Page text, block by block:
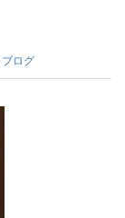
ブログ